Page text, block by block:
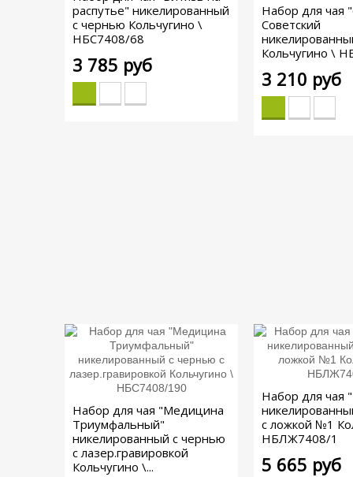
распутье" никелированный
с чернью Кольчугино \
НБС7408/68
3 785 руб
Набор для чая
Советский
Кольчугино \
3 210 руб
Набор для чая "Медицина
Триумфальный"
никелированный с чернью
с лазер.гравировкой
Кольчугино \...
Набор для чая
с ложкой №1
НБЛЖ7408/1
5 665 руб